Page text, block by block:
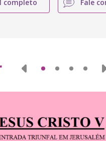
completo Fale